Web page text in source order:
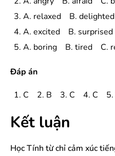
A. relaxed B.
A. excited B.
A. boring B. tired C.
Đáp án
C 2. B 3. C 4. C 5.
Kết luận
Học Tính từ chỉ cảm xúc